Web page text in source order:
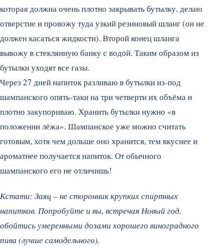
которая должна очень плотно закрывать бутылку, делаю
отверстие и провожу туда узкий резиновый шланг (он не
должен касаться жидкости). Второй конец шланга
вывожу в стеклянную банку с водой. Таким образом из
бутылки уходят все газы.
Через 27 дней напиток разливаю в бутылки из-под
шампанского опять-таки на три четверти их объёма и
плотно закупориваю. Хранить бутылки нужно «в
положении лёжа». Шампанское уже можно считать
готовым, хотя чем дольше оно хранится, тем вкуснее и
ароматнее получается напиток. От обычного
шампанского его не отличишь!
Кстати: Заяц – не сторонник крупких спиртных
напитков. Попробуйте и вы, встречая Новый год,
обойтись умеренными дозами хорошего виноградного
пива (лучше самодельного).